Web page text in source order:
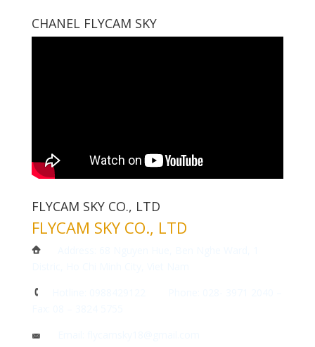
CHANEL FLYCAM SKY
FLYCAM SKY CO., LTD
FLYCAM SKY CO., LTD
Address: 68 Nguyen Hue, Ben Nghe Ward, 1